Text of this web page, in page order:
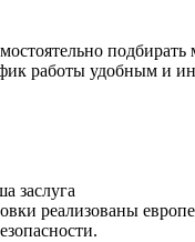
подбирать
работы удобным и
заслуга
реализованы